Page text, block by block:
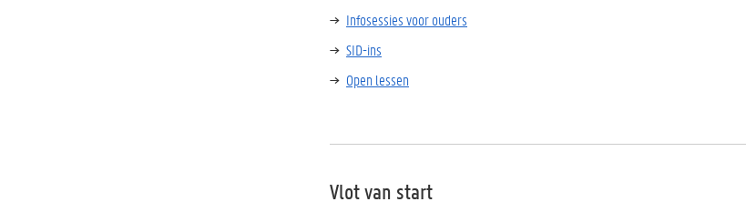
Infosessies voor ouders
SID-ins
Open lessen
Vlot van start